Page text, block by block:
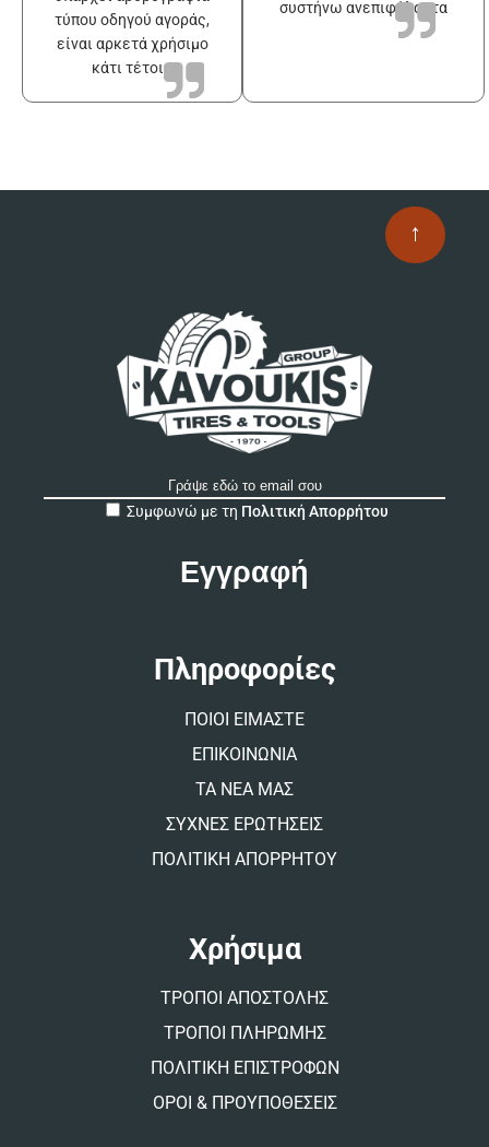
τύπου οδηγού αγοράς,
είναι αρκετά χρήσιμο
κάτι τέτοιο
συστήνω ανεπιφύλακτα
↑
Συμφωνώ με τη Πολιτική Απορρήτου
Πληροφορίες
ΠΟΙΟΙ ΕΙΜΑΣΤΕ
ΕΠΙΚΟΙΝΩΝΙΑ
ΤΑ ΝΕΑ ΜΑΣ
ΣΥΧΝΕΣ ΕΡΩΤΗΣΕΙΣ
ΠΟΛΙΤΙΚΗ ΑΠΟΡΡΗΤΟΥ
Χρήσιμα
ΤΡΟΠΟΙ ΑΠΟΣΤΟΛΗΣ
ΤΡΟΠΟΙ ΠΛΗΡΩΜΗΣ
ΠΟΛΙΤΙΚΗ ΕΠΙΣΤΡΟΦΩΝ
ΟΡΟΙ & ΠΡΟΥΠΟΘΕΣΕΙΣ